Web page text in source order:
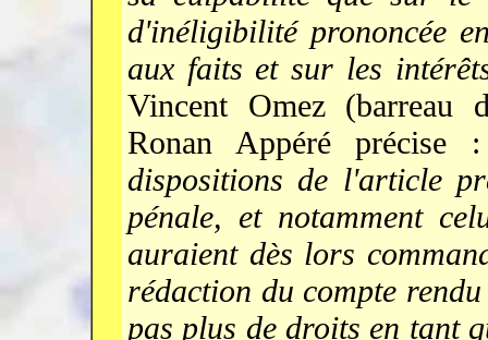
d'inéligibilité prononcée
aux faits et sur les
Vincent Omez
Ronan Appéré
dispositions de l'article
pénale, et notamment
auraient dès lors
rédaction du compte
pas plus de droits en tant